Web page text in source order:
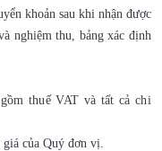
khoản sau khi nhận được
nghiệm thu, bảng xác định
thuế VAT và tất cả chi
giá của Quý đơn vị.